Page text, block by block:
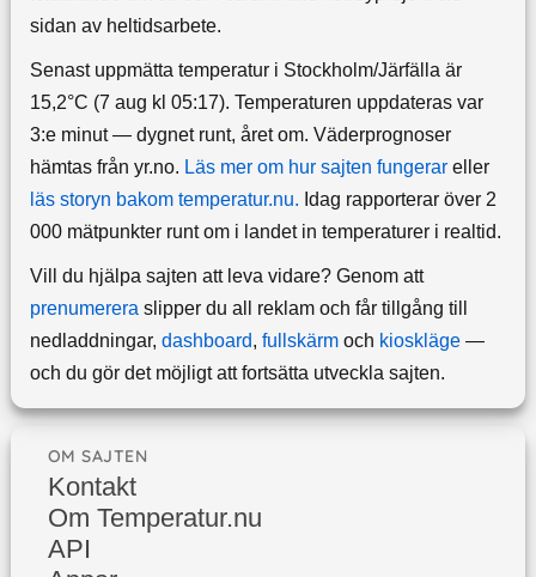
sidan av heltidsarbete.
Senast uppmätta temperatur i Stockholm/Järfälla är
15,2°C (7 aug kl 05:17). Temperaturen uppdateras var
3:e minut — dygnet runt, året om. Väderprognoser
hämtas från yr.no. Läs mer om hur sajten fungerareller
läs storyn bakom temperatur.nu. Idag rapporterar över 2
000 mätpunkter runt om i landet in temperaturer i realtid.
Vill du hjälpa sajten att leva vidare? Genom att
prenumereraslipper du all reklam och får tillgång till
nedladdningar, dashboard, fullskärmoch kioskläge—
och du gör det möjligt att fortsätta utveckla sajten.
OM SAJTEN
Kontakt
Om Temperatur.nu
API